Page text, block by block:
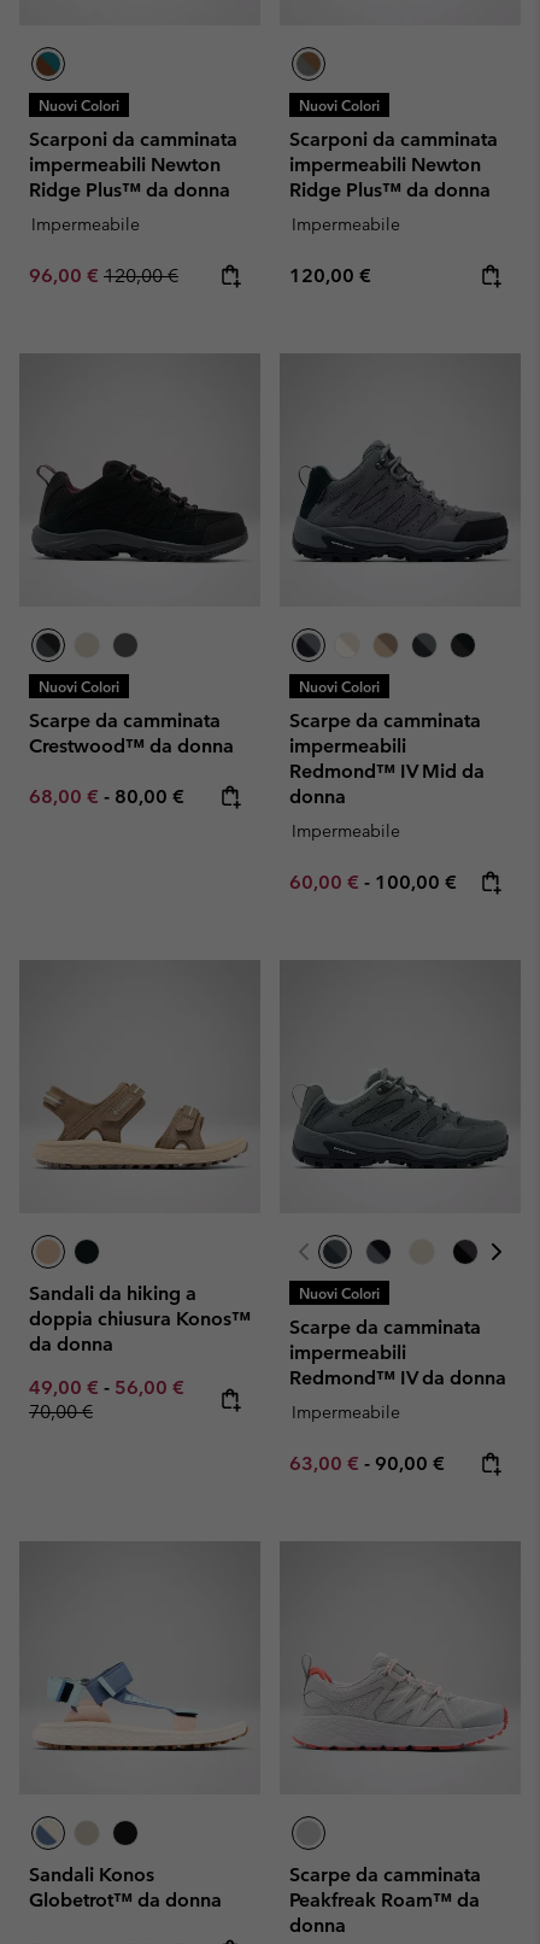
Nuovi Colori
Scarponi da camminata
impermeabili Newton
Ridge Plus™ da donna
Impermeabile
Sale price:
96,00 € Regular price:
120,00 €
Nuovi Colori
Scarponi da camminata
impermeabili Newton
Ridge Plus™ da donna
Impermeabile
Regular price:
120,00 €
Nuovi Colori
Scarpe da camminata
Crestwood™ da donna
Minimum sale price:
68,00 € - Maximum price:
80,00 €
Nuovi Colori
Scarpe da camminata
impermeabili
Redmond™ IV Mid da
donna
Impermeabile
Minimum sale price:
60,00 € - Maximum price:
100,00 €
Sandali da hiking a
doppia chiusura Konos™
da donna
Minimum sale price:
49,00 € - Maximum sale price:
56,00 € Regular price:
70,00 €
Nuovi Colori
Scarpe da camminata
impermeabili
Redmond™ IV da donna
Impermeabile
Minimum sale price:
63,00 € - Maximum price:
90,00 €
Sandali Konos
Globetrot™ da donna
Scarpe da camminata
Peakfreak Roam™ da
donna